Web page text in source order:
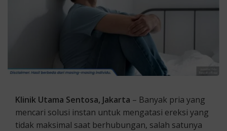
Klinik Utama Sentosa, Jakarta – Banyak pria yang
mencari solusi instan untuk mengatasi ereksi yang
tidak maksimal saat berhubungan, salah satunya